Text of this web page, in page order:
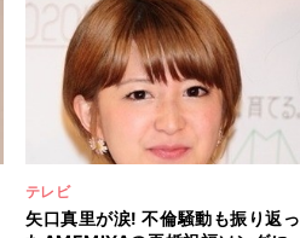
テレビ
矢口真里が涙! 不倫騒動も振り返っ